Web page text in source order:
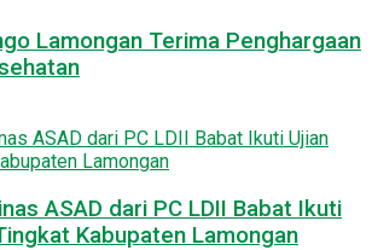
Lamongan Terima Penghargaan
ASAD dari PC LDII Babat Ikuti
Kabupaten Lamongan